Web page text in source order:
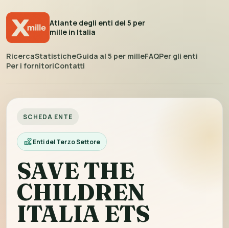
Atlante degli enti del 5 per
mille in Italia
RicercaStatisticheGuida al 5 per milleFAQPer gli enti
Per i fornitoriContatti
SCHEDA ENTE
Enti del Terzo Settore
SAVE THE
CHILDREN
ITALIA ETS